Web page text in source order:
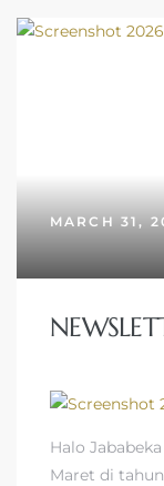
MARCH 31,
Halo
Maret di